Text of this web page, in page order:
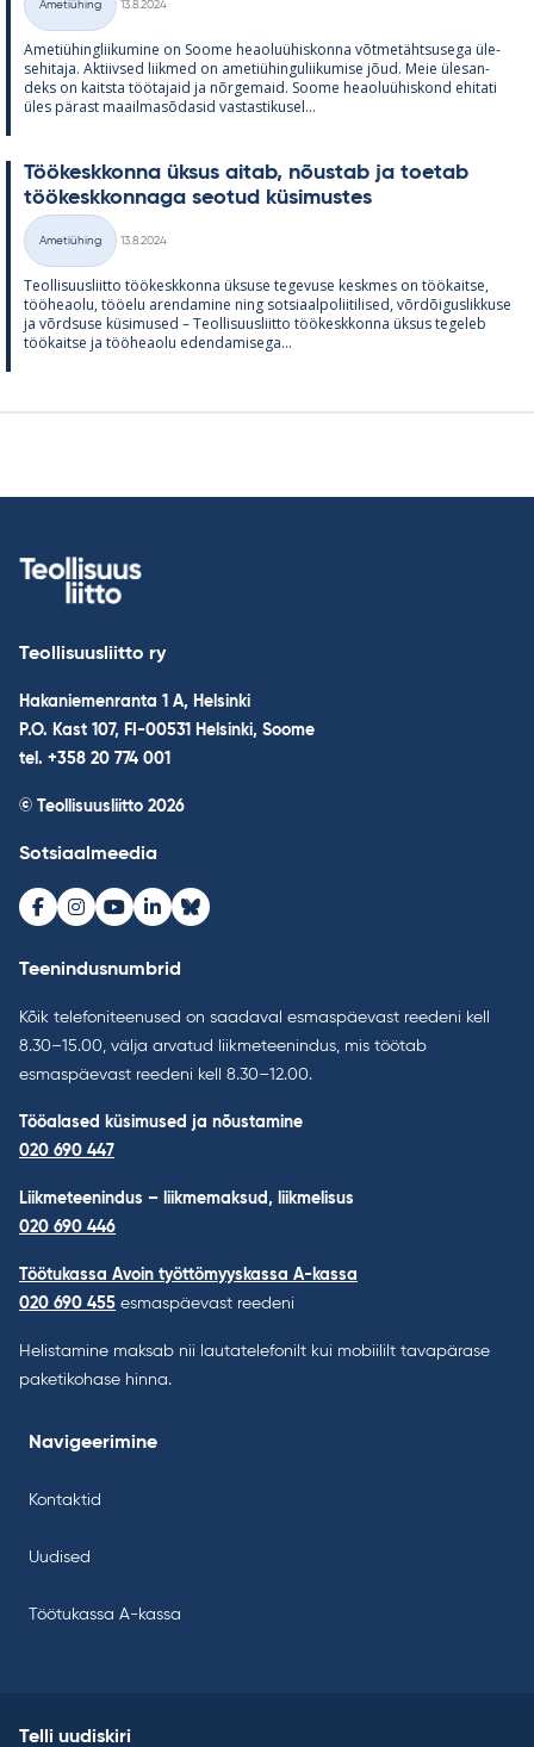
Kategooriad
Ametiühing
13.8.2024
Ame­tiü­hinglii­ku­mine on Soome heao­luü­his­konna võt­me­täht­susega üle­
se­hi­taja. Ak­tiiv­sed liik­med on ame­tiü­hin­gu­lii­ku­mise jõud. Meie üle­san­
deks on kaitsta töö­ta­jaid ja nõr­ge­maid. Soome heao­luü­his­kond ehi­tati
üles pä­rast maa­il­masõ­da­sid vas­tas­ti­kusel...
Töö­kesk­konna ük­sus ai­tab, nõus­tab ja toe­tab
töö­kesk­kon­naga seo­tud kü­si­mus­tes
Kategooriad
Ametiühing
13.8.2024
Teol­li­suus­liitto töö­kesk­konna ük­suse te­ge­vuse kesk­mes on töö­kaitse,
töö­heaolu, töö­elu aren­da­mine ning sot­si­aal­po­lii­ti­li­sed, võrdõi­gus­lik­kuse
ja võrd­suse kü­si­mused – Teol­li­suus­liitto töö­kesk­konna ük­sus te­ge­leb
töö­kaitse ja töö­heaolu eden­da­mi­sega...
Teollisuusliitto ry
Hakaniemenranta 1 A, Helsinki
P.O. Kast 107, FI-00531 Helsinki, Soome
tel. +358 20 774 001
© Teollisuusliitto 2026
Sotsiaalmeedia
Facebook
Instagram
Youtube
LinkedInBluesky
Teenindusnumbrid
Kõik telefoniteenused on saadaval esmaspäevast reedeni kell
8.30–15.00, välja arvatud liikmeteenindus, mis töötab
esmaspäevast reedeni kell 8.30–12.00.
Tööalased küsimused ja nõustamine
020 690 447
Liikmeteenindus – liikmemaksud, liikmelisus
020 690 446
Töötukassa Avoin työttömyyskassa A-kassa
020 690 455 esmaspäevast reedeni
Helistamine maksab nii lautatelefonilt kui mobiililt tavapärase
paketikohase hinna.
Navigeerimine
Kontaktid
Uudised
Töötukassa A-kassa
Telli uudiskiri